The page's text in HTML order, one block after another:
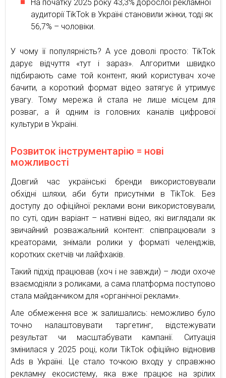
На початку 2025 року 43,3% дорослої рекламної
аудиторії TikTok в Україні становили жінки, тоді як
56,7% – чоловіки.
У чому її популярність? А усе доволі просто: TikTok
дарує відчуття «тут і зараз». Алгоритми швидко
підбирають саме той контент, який користувач хоче
бачити, а короткий формат відео затягує й утримує
увагу. Тому мережа й стала не лише місцем для
розваг, а й одним із головних каналів цифрової
культури в Україні.
Розвиток інструментарію = нові
можливості
Довгий час українські бренди використовували
обхідні шляхи, аби бути присутніми в TikTok. Без
доступу до офіційної реклами вони використовували,
по суті, один варіант – нативні відео, які виглядали як
звичайний розважальний контент: співпрацювали з
креаторами, знімали ролики у форматі челенджів,
коротких скетчів чи лайфхаків.
Такий підхід працював (хоч і не завжди) – люди охоче
взаємодіяли з роликами, а сама платформа поступово
стала майданчиком для «органічної реклами».
Але обмеження все ж залишались: неможливо було
точно налаштовувати таргетинг, відстежувати
результат чи масштабувати кампанії. Ситуація
змінилася у 2025 році, коли TikTok офіційно відновив
Ads в Україні. Це стало точкою входу у справжню
рекламну екосистему, яка вже працює на зрілих